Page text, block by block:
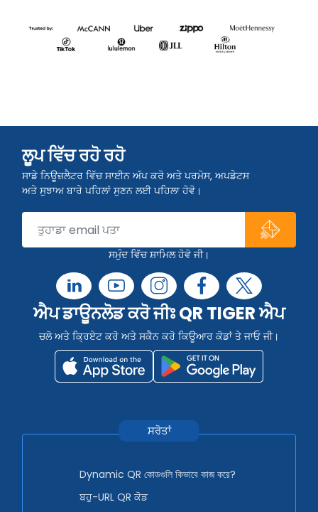
ਲੂਪ ਵਿੱਚ ਰਹੋ ਰਹੋ
ਸਾਡੇ ਨਿਊਜ਼ਲੈਟਰ ਵਿੱਚ ਸਾਈਨ ਅੱਪ ਕਰੋ ਅਤੇ ਪਰਮੋਸ, ਅਪਡੇਟਸ
ਅਤੇ ਸੁਝਾਅ ਬਾਰੇ ਪਹਿਲਾਂ ਸੁਣਨ ਲਈ ਪਹਿਲਾ ਹੋਵੋ।
ਸਮੁੰਦ ਵਿੱਚ ਸ਼ਾਮਿਲ ਹੋਵੋ ਜੀ।
ਐਪ ਡਾਊਨਲੋਡ ਕਰੋ ਜੀਃ QR TIGER ਐਪ
ਚਲੋ ਅਤੇ ਕ੍ਰਿਏਟ ਕਰੋ ਅਤੇ ਸਕੈਨ ਕਰੋ ਕਿਊਆਰ ਕੋਡਾਂ ਤੇ ਜਾਓ ਜੀ।
ਸਰੋਤਾਂ
Dynamic QR কোডগুলি কিভাবে কাজ করে?
ਬਹੁ-URL QR ਕੋਡ